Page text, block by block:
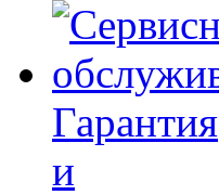
Гарантия
и